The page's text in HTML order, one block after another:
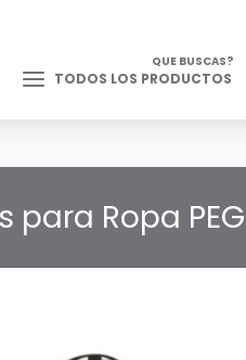
TODOS LOS PRODUCTOS
QUE BUSCAS?
para Ropa